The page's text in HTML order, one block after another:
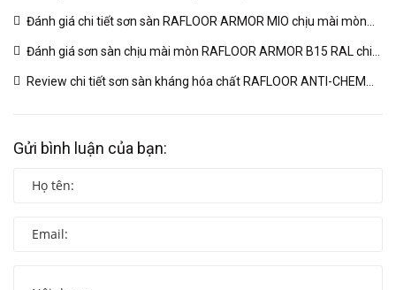
B17 RAL | VINP (04/03/2026)
Đánh giá chi tiết sơn sàn RAFLOOR ARMOR MIO chịu mài mòn
vượt trội | VINP (04/03/2026)
Đánh giá sơn sàn chịu mài mòn RAFLOOR ARMOR B15 RAL chi
tiết | VINP (04/03/2026)
Review chi tiết sơn sàn kháng hóa chất RAFLOOR ANTI-CHEM
Gửi bình luận của bạn: